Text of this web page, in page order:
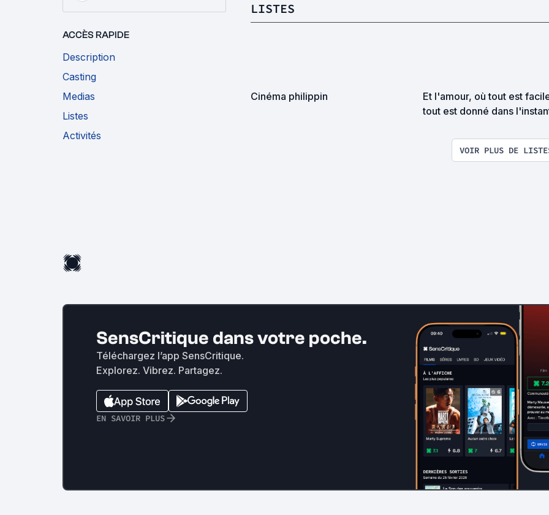
ACCÈS RAPIDE
Description
Casting
Medias
Listes
Activités
LISTES
Cinéma philippin
Et l'amour, où tout est
tout est donné dans
possibilité d'une île.
VOIR PLUS DE
SensCritique dans votre poche.
Téléchargez l’app SensCritique.
Explorez. Vibrez. Partagez.
EN SAVOIR PLUS